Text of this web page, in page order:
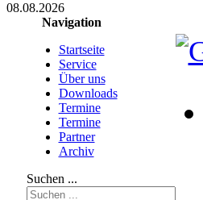
08.08.2026
Navigation
Startseite
Service
Über uns
Downloads
Termine
Termine
Partner
Archiv
Suchen ...